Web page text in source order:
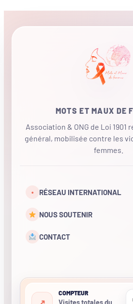
MOTS ET MAUX DE
Association & ONG de Loi
général, mobilisée contre les
femmes.
• RÉSEAU INTERNATIONAL
NOUS SOUTENIR
CONTACT
COMPTEUR
Visites totales du